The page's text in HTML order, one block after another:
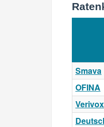
Smava
OFINA
Verivox